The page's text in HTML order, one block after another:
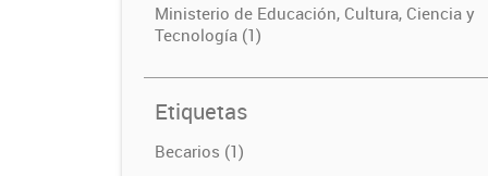
Ministerio de Educación, Cultura, Ciencia y
Tecnología (1)
Etiquetas
Becarios (1)